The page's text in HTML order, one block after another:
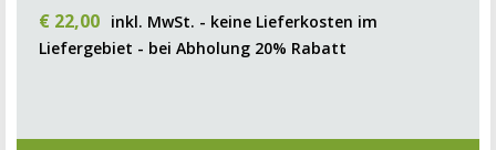
€ 22,00 inkl. MwSt. - keine Lieferkosten im
Liefergebiet - bei Abholung 20% Rabatt